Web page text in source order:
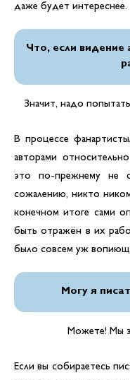
даже будет интереснее.
Что, если видение
Значит, надо
В процессе
авторами
это по-прежнему не
сожалению, никто
конечном итоге сами
быть отражён в их
было совсем уж
Могу я
Можете! Мы
Если вы собираетесь